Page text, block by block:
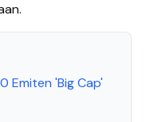
Emiten 'Big Cap'